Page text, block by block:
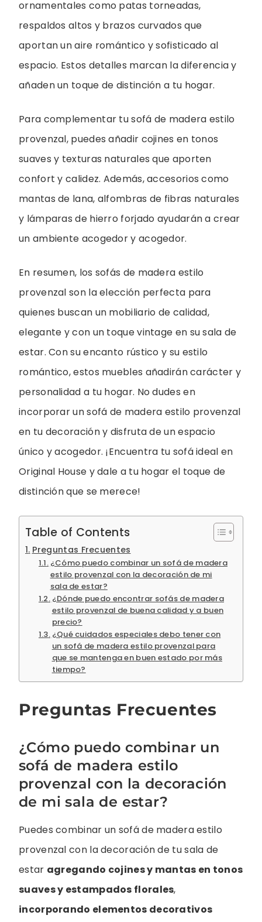
ornamentales como patas torneadas,
respaldos altos y brazos curvados que
aportan un aire romántico y sofisticado al
espacio. Estos detalles marcan la diferencia y
añaden un toque de distinción a tu hogar.
Para complementar tu sofá de madera estilo
provenzal, puedes añadir cojines en tonos
suaves y texturas naturales que aporten
confort y calidez. Además, accesorios como
mantas de lana, alfombras de fibras naturales
y lámparas de hierro forjado ayudarán a crear
un ambiente acogedor y acogedor.
En resumen, los sofás de madera estilo
provenzal son la elección perfecta para
quienes buscan un mobiliario de calidad,
elegante y con un toque vintage en su sala de
estar. Con su encanto rústico y su estilo
romántico, estos muebles añadirán carácter y
personalidad a tu hogar. No dudes en
incorporar un sofá de madera estilo provenzal
en tu decoración y disfruta de un espacio
único y acogedor. ¡Encuentra tu sofá ideal en
Original House y dale a tu hogar el toque de
distinción que se merece!
Table of Contents
Preguntas Frecuentes
¿Cómo puedo combinar un sofá de madera
estilo provenzal con la decoración de mi
sala de estar?
¿Dónde puedo encontrar sofás de madera
estilo provenzal de buena calidad y a buen
precio?
¿Qué cuidados especiales debo tener con
un sofá de madera estilo provenzal para
que se mantenga en buen estado por más
tiempo?
Preguntas Frecuentes
¿Cómo puedo combinar un
sofá de madera estilo
provenzal con la decoración
de mi sala de estar?
Puedes combinar un sofá de madera estilo
provenzal con la decoración de tu sala de
estar agregando cojines y mantas en tonos
suaves y estampados florales,
incorporando elementos decorativos